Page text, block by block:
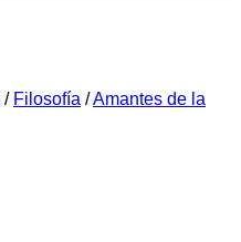
/ Filosofía /Amantes de la